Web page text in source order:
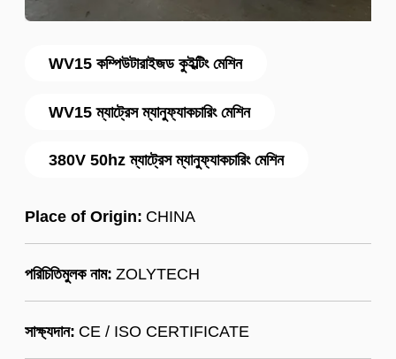
WV15 কম্পিউটারাইজড কুইল্টিং মেশিন
WV15 ম্যাট্রেস ম্যানুফ্যাকচারিং মেশিন
380V 50hz ম্যাট্রেস ম্যানুফ্যাকচারিং মেশিন
Place of Origin: CHINA
পরিচিতিমুলক নাম: ZOLYTECH
সাক্ষ্যদান: CE / ISO CERTIFICATE